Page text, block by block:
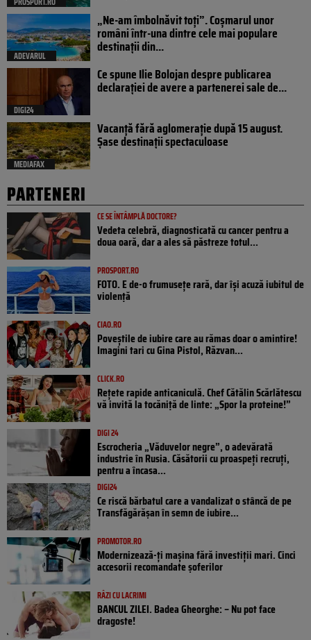
ADEVARUL
„Ne-am îmbolnăvit toți”. Coșmarul unor
români într-una dintre cele mai populare
destinații din...
DIGI24
Ce spune Ilie Bolojan despre publicarea
declarației de avere a partenerei sale de...
MEDIAFAX
Vacanță fără aglomerație după 15 august.
Șase destinații spectaculoase
PARTENERI
CE SE ÎNTÂMPLĂ DOCTORE?
Vedeta celebră, diagnosticată cu cancer pentru a
doua oară, dar a ales să păstreze totul...
PROSPORT.RO
FOTO. E de-o frumusețe rară, dar își acuză iubitul de
violență
CIAO.RO
Poveştile de iubire care au rămas doar o amintire!
Imagini tari cu Gina Pistol, Răzvan...
CLICK.RO
Rețete rapide anticaniculă. Chef Cătălin Scărlătescu
vă invită la tocăniță de linte: „Spor la proteine!”
DIGI 24
Escrocheria „Văduvelor negre”, o adevărată
industrie în Rusia. Căsătorii cu proaspeți recruți,
pentru a încasa...
DIGI24
Ce riscă bărbatul care a vandalizat o stâncă de pe
Transfăgărășan în semn de iubire...
PROMOTOR.RO
Modernizează-ți mașina fără investiții mari. Cinci
accesorii recomandate șoferilor
RÂZI CU LACRIMI
BANCUL ZILEI. Badea Gheorghe: – Nu pot face
dragoste!